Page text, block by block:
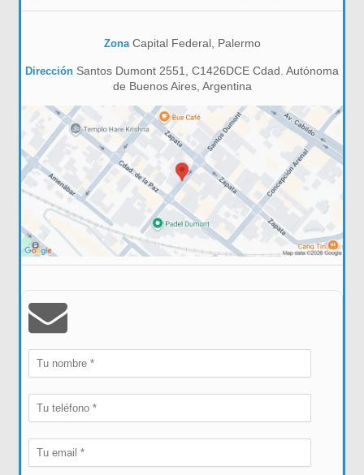
Zona Capital Federal, Palermo
Dirección Santos Dumont 2551, C1426DCE Cdad. Autónoma
de Buenos Aires, Argentina